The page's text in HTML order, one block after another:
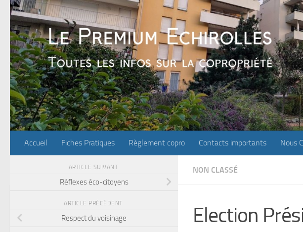
Skip to content
Accueil Fiches Pratiques Règlement copro Contacts importants Nous
NON CLASSÉ
Election
ARTICLE SUIVANT
Réflexes éco-citoyens
ARTICLE PRÉCÉDENT
Respect du voisinage